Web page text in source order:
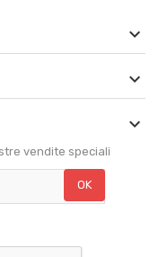



vendite speciali